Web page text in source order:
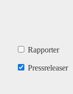
Rapporter
Pressreleaser